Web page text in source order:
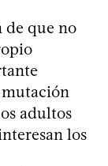
de que no
adultos
los